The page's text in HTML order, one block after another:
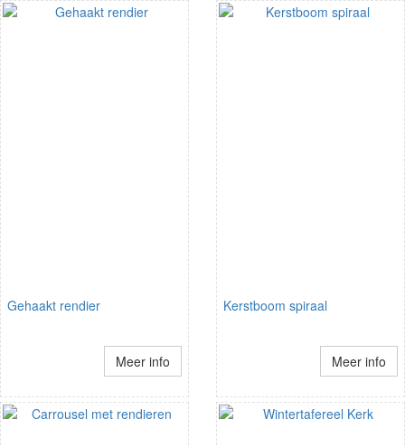
Gehaakt rendier
Meer info
Kerstboom spiraal
Meer info